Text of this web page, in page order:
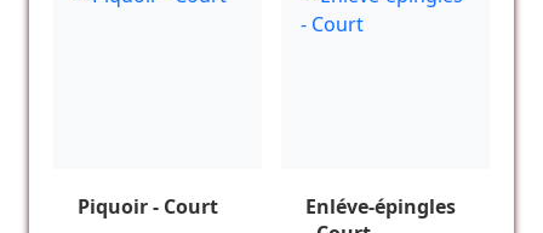
Piquoir - Court
Enléve-épingles